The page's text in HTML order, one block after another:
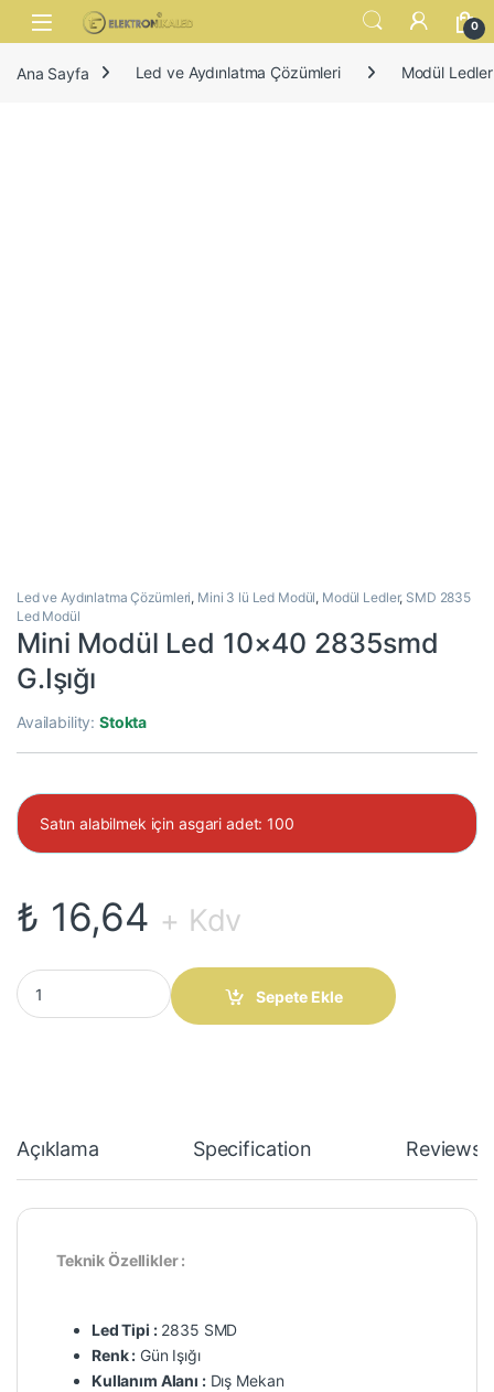
Skip to navigation
Skip to content
Open 0
Ana Sayfa Led ve Aydınlatma Çözümleri Modül Ledler
Led ve Aydınlatma Çözümleri, Mini 3 lü Led Modül, Modül Ledler, SMD 2835
Led Modül
Mini Modül Led 10×40 2835smd
G.Işığı
Availability:Stokta
Satın alabilmek için asgari adet: 100
₺ 16,64 + Kdv
Mini Modül Led 10×40 2835smd G.Işığı quantity
Sepete Ekle
Açıklama Specification Reviews
Teknik Özellikler :
Led Tipi :2835 SMD
Renk : Gün Işığı
Kullanım Alanı :Dış Mekan